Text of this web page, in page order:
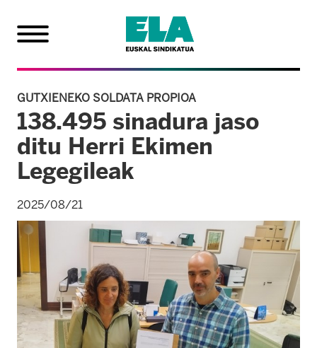
GUTXIENEKO SOLDATA PROPIOA
138.495 sinadura jaso
ditu Herri Ekimen
Legegileak
2025/08/21